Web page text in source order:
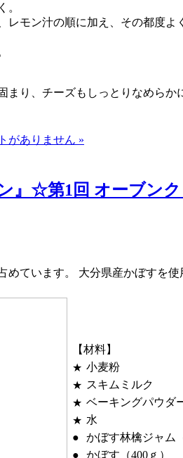
。
モン汁の順に加え、その都度よ
り、チーズもしっとりなめらか
がありません »
』☆第1回 オーブン
ています。 大分県産かぼすを
【材料】
★ 小麦粉
★ スキムミルク
★ ベーキングパウダ
★ 水
●
かぼす林檎ジャム
●
かぼす（400ｇ）